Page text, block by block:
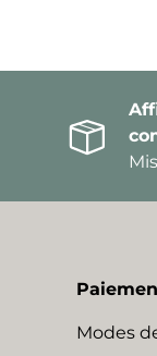
Modes